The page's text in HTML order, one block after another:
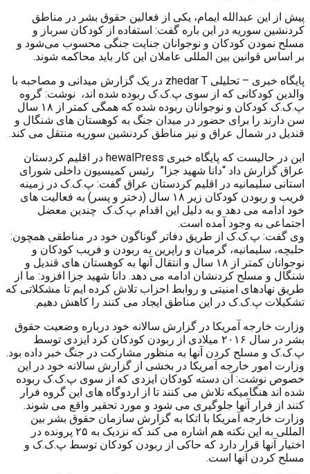
پیش از این عبداللە ایمام، یکی از فعالین حقوق بشر در مناطق
کردنشین سوریه در این بارە گفت: استفاده از کودکان سرباز و
مسلح نمودن کودکان و نوجوانان جنایت جنگی محسوب می‌شود و
بر اساس قوانین بین المللی عاملان این کار باید محاکمە شوند.
پایگاه خبری – تحلیلی zhedar T در یک گزارش میدانی و مصاحبه با
والدین کودکانی که از سوی پ.ک.ک ربوده شده اند، نوشت: گروه
پ.ک.ک کودکان و نوجوانان ربوده شده که همگی کمتر از ۱۸ سال
سن دارند را برای حضور در میدان جنگ به کوهستان های شنگال و
قندیل در شمال عراق و نیز مناطق کردنشین سوریه منتقل می کند.
این در حالیست که پایگاه خبری hewalPress در اقلیم کردستان
عراق گزارش داد “دانا شهید جزا” رئیس کمیسیون داخلی شورای
استانی سلیمانیه در اقلیم کردستان عراق گفت: پ.ک.ک در زمینه
فریب و ربودن کودکان زیر ۱۸ سال (دختر و پسر) به فعالیت های
خود ادامه می دهد و به دلیل این اقدام پ.ک.ک چندین معضل
اجتماعی به وجود آمده است.
وی گفت: پ.ک.ک از طریق دفاتر گوناگون خود در مناطقی همچون:
حلبچه، سلیمانیه، گرمیان و راپرین به ربودن و فریب کودکان و
نوجوانان کمتر از ۱۸ سال و انتقال آنها به کوهستان های قندیل و
شنگال و مسلح کردنشان ادامه می دهد. دانا شهید جزا افزود: ما از
طریق نهادهای امنیتی و روابط احزاب تلاش کرده ایم تا مشکلاتی که
تشکیلات پ.ک.ک در این مناطق ایجاد می کنند را کاهش دهیم.
وزارت خارجه آمریکا در گزارش سالانه خود درباره وضعیت حقوق
بشر در سال ۲۰۱۶ میلادی از ربودن کودکان کرد ایزدی توسط
پ.ک.ک و مسلح کردن آنها به منظور مشارکت در جنگ خبر داده بود.
وزارت امور خارجه آمریکا در بخشی از گزارش سالانه خود در این
خصوص نوشت: آن دسته کودکان ایزدی که از سوی پ.ک.ک ربوده
شده اند هنگامیکه تلاش می کنند تا از اردوگاه های این گروه فرار
کنند از فرار آنها جلوگیری می شود و مورد تحقیر واقع می شوند.
وزارت خارجه آمریکا با اتکا به گزارش سازمان حقوق بشر بین
المللی به این نکته هم اشاره می کند که نزدیک به ۲۵ پرونده در
اختیار آنها قرار دارد که حاکی از ربودن کودکان توسط پ.ک.ک و
مسلح کردن آنها است.